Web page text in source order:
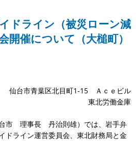
ドライン（被災ローン減
開催について（大槌町）
仙台市青葉区北目町1-15 Ａｃｅビル
東北労働金庫
市 理事長 丹治則雄）では、岩手弁
ドライン運営委員会、東北財務局と金